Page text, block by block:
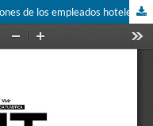
Turismo, trabajo y bienestar: percepciones de los empleados hoteleros sobre los beneficios de las Cajas de Compensación en Bucaramanga, Colombia